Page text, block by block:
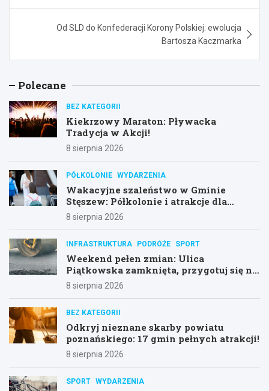
Od SLD do Konfederacji Korony Polskiej: ewolucja
Bartosza Kaczmarka
Polecane
BEZ KATEGORII
Kiekrzowy Maraton: Pływacka
Tradycja w Akcji!
8 sierpnia 2026
PÓŁKOLONIE WYDARZENIA
Wakacyjne szaleństwo w Gminie
Stęszew: Półkolonie i atrakcje dla
dzieci!
8 sierpnia 2026
INFRASTRUKTURA PODRÓŻE SPORT
Weekend pełen zmian: Ulica
Piątkowska zamknięta, przygotuj się na
objazdy!
8 sierpnia 2026
BEZ KATEGORII
Odkryj nieznane skarby powiatu
poznańskiego: 17 gmin pełnych atrakcji!
8 sierpnia 2026
SPORT WYDARZENIA